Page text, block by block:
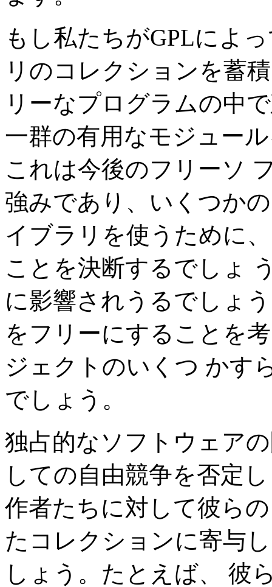
もし私たちがGPLによ
リのコレクションを蓄
リーなプログラムの中
一群の有用なモジュー
これは今後のフリーソ
強みであり、いくつか
イブラリを使うために
ことを決断するでしょ
に影響されうるでしょ
をフリーにすることを
ジェクトのいくつ かす
でしょう。
独占的なソフトウェア
しての自由競争を否定
作者たちに対して彼ら
たコレクションに寄与
しょう。たとえば、 彼